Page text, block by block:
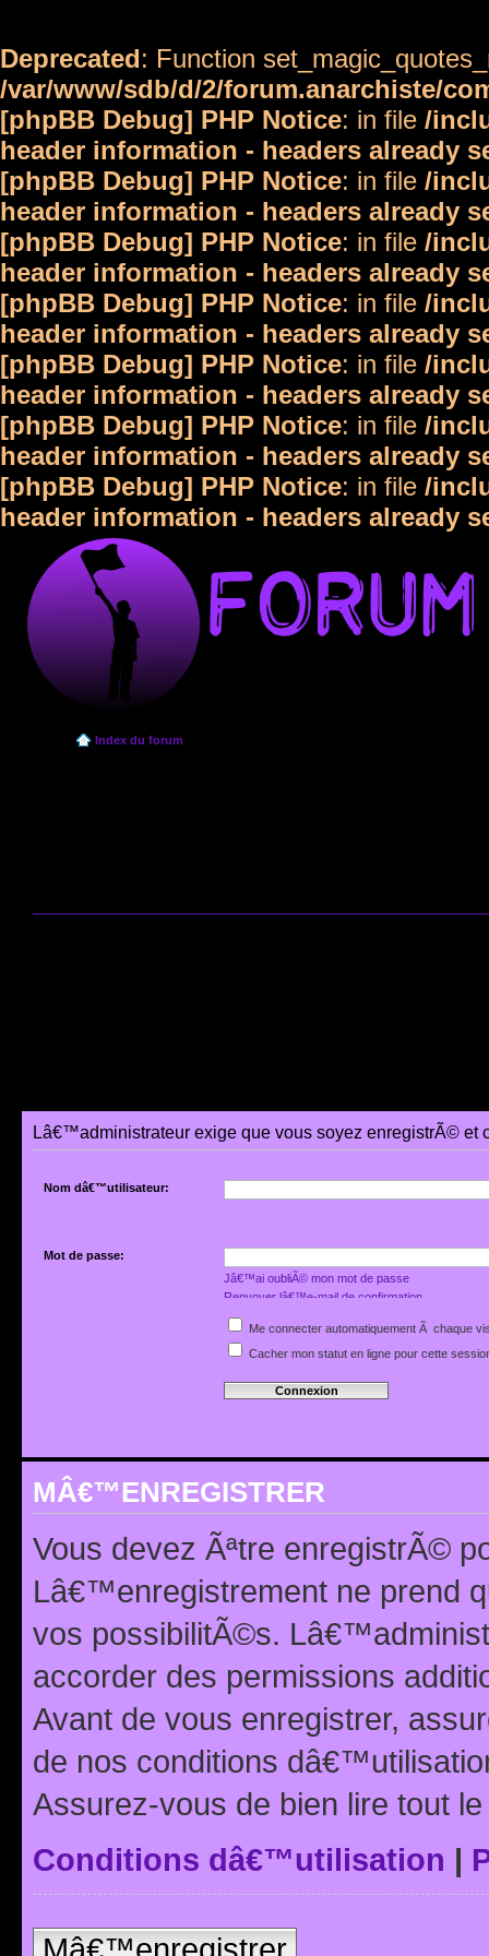
Deprecated: Function
/var/www/sdb/d/2/forum.anarchiste/
[phpBB Debug] PHP Notice: in file /
header information - headers already
[phpBB Debug] PHP Notice: in file /
header information - headers already
[phpBB Debug] PHP Notice: in file /
header information - headers already
[phpBB Debug] PHP Notice: in file /
header information - headers already
[phpBB Debug] PHP Notice: in file /
header information - headers already
[phpBB Debug] PHP Notice: in file /
header information - headers already
[phpBB Debug] PHP Notice: in file /
header information - headers already
Index du forum
Lâ€™administrateur exige que vous soyez enregistrÃ©
Nom dâ€™utilisateur:
Mot de passe:
Jâ€™ai oubliÃ© mon mot de passe
Renvoyer lâ€™e-mail de confirmation
Me connecter automatiquement Ã chaque
Cacher mon statut en ligne pour cette
MÂ€™ENREGISTRER
Vous devez Ãªtre enregistrÃ©
Lâ€™enregistrement ne prend
vos possibilitÃ©s.
accorder des permissions
Avant de vous enregistrer,
de nos conditions
Assurez-vous de bien lire tout
Conditions dâ€™utilisation |
Mâ€™enregistrer